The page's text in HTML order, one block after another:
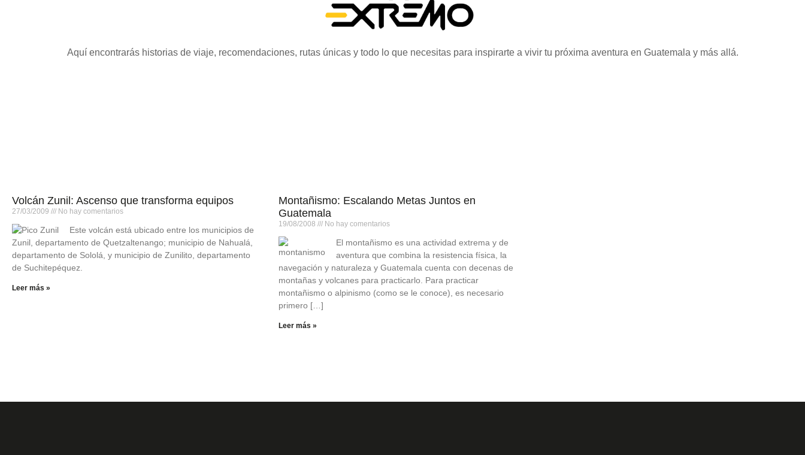
Aquí encontrarás historias de viaje, recomendaciones, rutas únicas y todo lo que necesitas para inspirarte a vivir tu próxima aventura en Guatemala y más allá.
Volcán Zunil: Ascenso que transforma equipos
27/03/2009 No hay comentarios
Este volcán está ubicado entre los municipios de
Zunil, departamento de Quetzaltenango; municipio de Nahualá,
departamento de Sololá, y municipio de Zunilito, departamento
de Suchitepéquez.
Leer más »
Montañismo: Escalando Metas Juntos en
Guatemala
19/08/2008 No hay comentarios
El montañismo es una actividad extrema y de
aventura que combina la resistencia física, la
navegación y naturaleza y Guatemala cuenta con decenas de
montañas y volcanes para practicarlo. Para practicar
montañismo o alpinismo (como se le conoce), es necesario
primero […]
Leer más »